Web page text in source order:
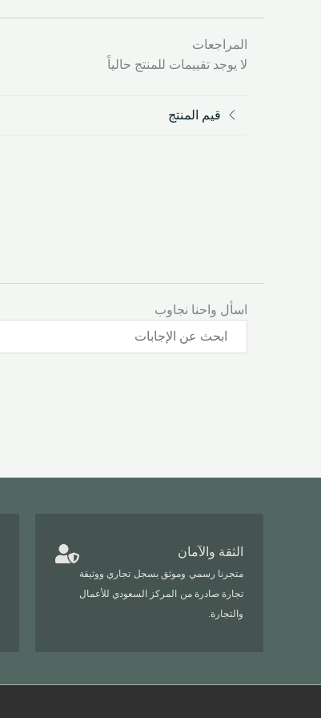
المراجعات
لا يوجد تقييمات للمنتج حالياً
قيم المنتج
اسأل واحنا نجاوب
الثقة والآمان
متجرنا رسمي وموثق بسجل تجاري ووثيقة
تجارة صادرة من المركز السعودي للأعمال
والتجارة.